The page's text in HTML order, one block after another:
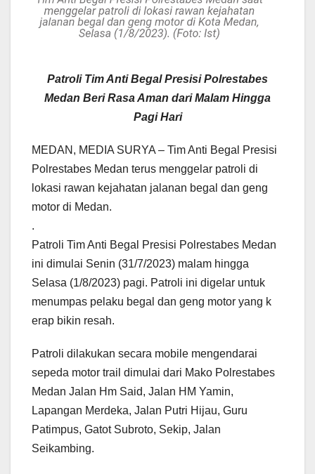
Patroli Tim Anti Begal Presisi Polrestabes
Medan Beri Rasa Aman dari Malam Hingga
Pagi Hari
MEDAN, MEDIA SURYA – Tim Anti Begal Presisi
Polrestabes Medan terus menggelar patroli di
lokasi rawan kejahatan jalanan begal dan geng
motor di Medan.
.
Patroli Tim Anti Begal Presisi Polrestabes Medan
ini dimulai Senin (31/7/2023) malam hingga
Selasa (1/8/2023) pagi. Patroli ini digelar untuk
menumpas pelaku begal dan geng motor yang k
erap bikin resah.
Patroli dilakukan secara mobile mengendarai
sepeda motor trail dimulai dari Mako Polrestabes
Medan Jalan Hm Said, Jalan HM Yamin,
Lapangan Merdeka, Jalan Putri Hijau, Guru
Patimpus, Gatot Subroto, Sekip, Jalan
Seikambing.